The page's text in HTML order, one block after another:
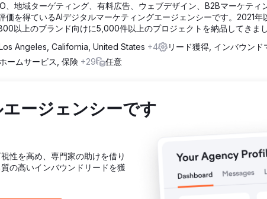
Incは、Semrushデータに基づいて全国的なSEOとウェブサイトの最
ビスと場所のコンテンツを再構築しました。全国的な意図を持つ国内
のためのウェブサイトのパフォーマンス、使いやすさ、およびコンバ
るために、Semrushのキーワード調査、サイト監査、競合分析を活用
オーガニック検索でのブランド プレゼンスが強化され、スケーラブ
頼できる全国規模の獲得チャネルとなりました。
ページに移動
、地域ターゲティング、有料広告、ウェブデザイン、B2Bマーケテ
価を得ているAIデジタルマーケティングエージェンシーです。2021
以上のブランド向けに5,000件以上のプロジェクトを納品してきまし
Angeles, California, United States +4 リード獲得, インバウンド
ホームサービス, 保険 +29 任意
ージェンシーです
性を高め、専門家の助けを借り
の高いインバウンドリードを獲